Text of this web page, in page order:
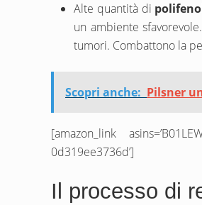
Alte quantità di
un ambiente
tumori. Combattono la
Scopri anche: Pilsner
[amazon_link
0d319ee3736d’]
Il processo di